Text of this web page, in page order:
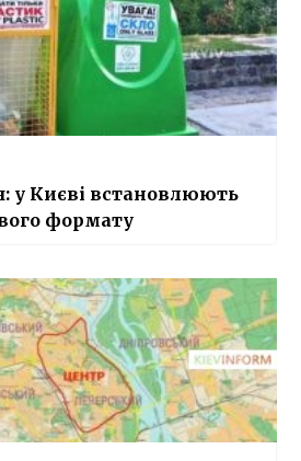
у Києві встановлюють
формату